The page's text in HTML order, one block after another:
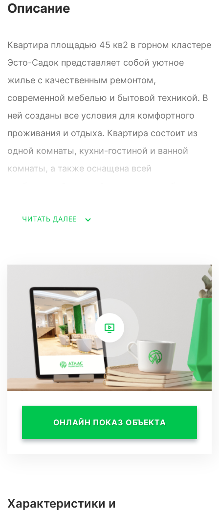
Описание
Квартира площадью 45 кв2 в горном кластере
Эсто-Садок представляет собой уютное
жилье с качественным ремонтом,
современной мебелью и бытовой техникой. В
ней созданы все условия для комфортного
проживания и отдыха. Квартира состоит из
одной комнаты, кухни-гостиной и ванной
комнаты, а также оснащена всей
Рядом с домом расположены магазины, кафе,
находятся в шаговой доступности.
Квартира в горном кластере Эсто-Садок это
идеальный выбор для тех, кто хочет провести
время в горах, не отказывая себе в комфорте
и удобствах.
ЧИТАТЬ ДАЛЕЕ
ОНЛАЙН ПОКАЗ ОБЪЕКТА
Характеристики и